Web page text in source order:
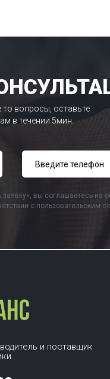
то вопросы, оставьте
в течении 5мин.
вы соглашаетесь на
с пользовательским
и поставщик